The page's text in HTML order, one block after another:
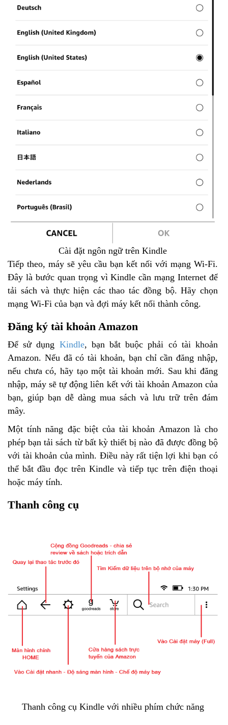
Cài đặt ngôn ngữ trên Kindle
Tiếp theo, máy sẽ yêu cầu bạn kết nối với mạng Wi-Fi.
Đây là bước quan trọng vì Kindle cần mạng Internet để
tải sách và thực hiện các thao tác đồng bộ. Hãy chọn
mạng Wi-Fi của bạn và đợi máy kết nối thành công.
Đăng ký tài khoản Amazon
Để sử dụng Kindle, bạn bắt buộc phải có tài khoản
Amazon. Nếu đã có tài khoản, bạn chỉ cần đăng nhập,
nếu chưa có, hãy tạo một tài khoản mới. Sau khi đăng
nhập, máy sẽ tự động liên kết với tài khoản Amazon của
bạn, giúp bạn dễ dàng mua sách và lưu trữ trên đám
mây.
Một tính năng đặc biệt của tài khoản Amazon là cho
phép bạn tải sách từ bất kỳ thiết bị nào đã được đồng bộ
với tài khoản của mình. Điều này rất tiện lợi khi bạn có
thể bắt đầu đọc trên Kindle và tiếp tục trên điện thoại
hoặc máy tính.
Thanh công cụ
Thanh công cụ Kindle với nhiều phím chức năng